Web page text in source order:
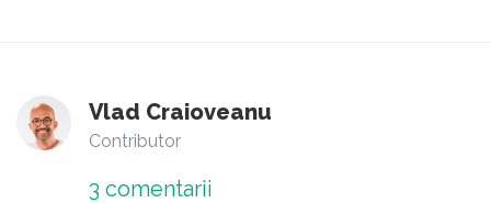
Vlad Craioveanu
Contributor
3 comentarii